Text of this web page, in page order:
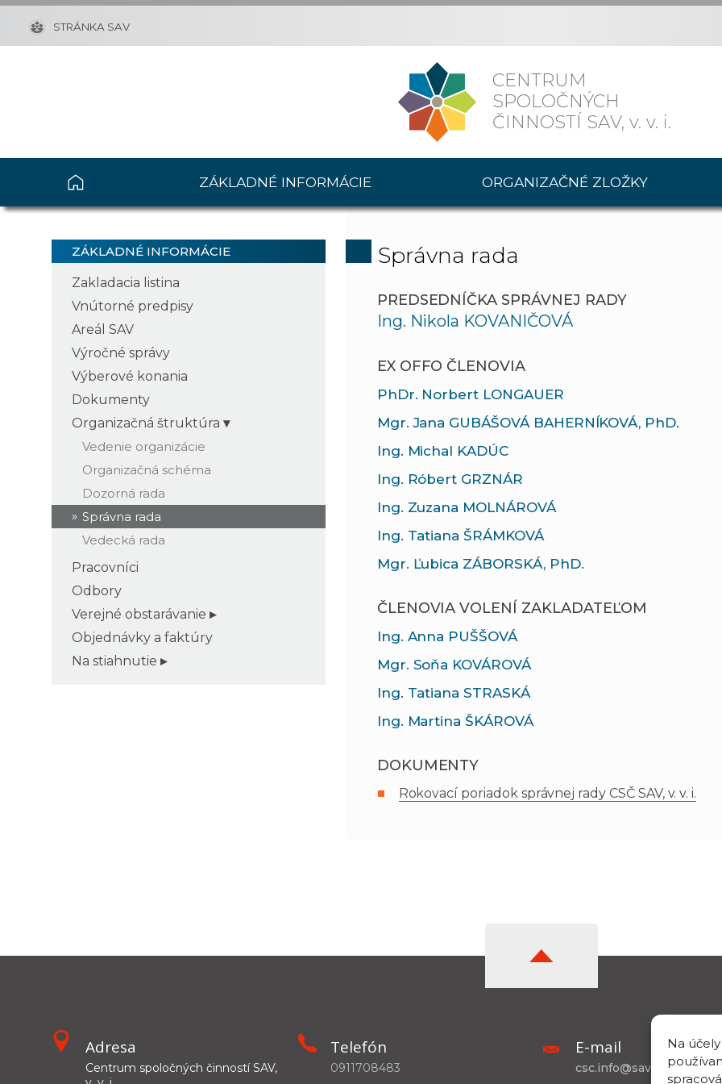
Na
CENTRUM
SPOLOČNÝCH
ČINNOSTÍ SAV, v. v. i.
STRÁNKA SAV
ZÁKLADNÉ INFORMÁCIE ORGANIZAČNÉ ZLOŽKY
ZÁKLADNÉ INFORMÁCIE
Zakladacia listina
Vnútorné predpisy
Areál SAV
Výročné správy
Výberové konania
Dokumenty
Organizačná štruktúra
Vedenie organizácie
Organizačná schéma
Dozorná rada
Správna rada
Vedecká rada
Pracovníci
Odbory
Verejné obstarávanie
Objednávky a faktúry
Na stiahnutie
Správna rada
PREDSEDNÍČKA SPRÁVNEJ RADY
Ing. Nikola KOVANIČOVÁ
EX OFFO ČLENOVIA
PhDr. Norbert LONGAUER
Mgr. Jana GUBÁŠOVÁ BAHERNÍKOVÁ, PhD.
Ing. Michal KADÚC
Ing. Róbert GRZNÁR
Ing. Zuzana MOLNÁROVÁ
Ing. Tatiana ŠRÁMKOVÁ
Mgr. Ľubica ZÁBORSKÁ, PhD.
ČLENOVIA VOLENÍ ZAKLADATEĽOM
Ing. Anna PUŠŠOVÁ
Mgr. Soňa KOVÁROVÁ
Ing. Tatiana STRASKÁ
Ing. Martina ŠKÁROVÁ
DOKUMENTY
Rokovací poriadok správnej rady CSČ SAV, v. v. i.
Adresa
Centrum spoločných činností SAV,
Telefón
0911708483
E-mail
csc.info@savba.sk